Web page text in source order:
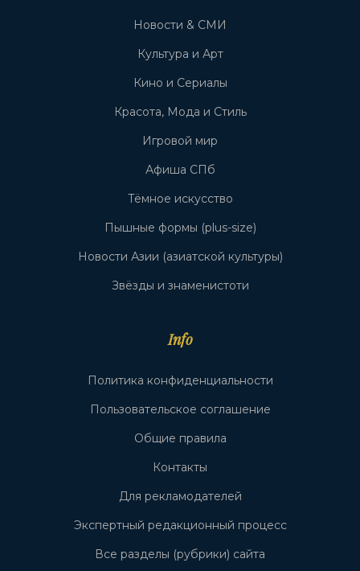
Новости & СМИ
Культура и Арт
Кино и Сериалы
Красота, Мода и Стиль
Игровой мир
Афиша СПб
Тёмное искусство
Пышные формы (plus-size)
Новости Азии (азиатской культуры)
Звёзды и знаменистоти
Info
Политика конфиденциальности
Пользовательское соглашение
Общие правила
Контакты
Для рекламодателей
Экспертный редакционный процесс
Все разделы (рубрики) сайта